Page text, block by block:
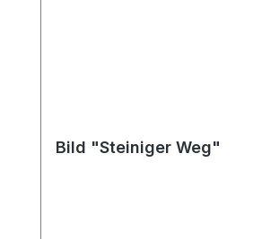
Bild "Steiniger Weg"